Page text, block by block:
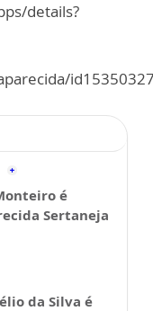
details?
é
Sertaneja
da Silva é